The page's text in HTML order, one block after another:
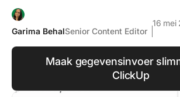
Garima BehalSenior Content Editor
16 mei
Maak gegevensinvoer
ClickUp